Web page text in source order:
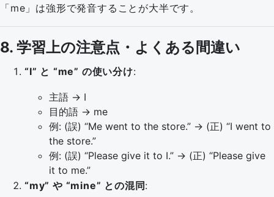
「me」は強形で発音することが大半です。
8. 学習上の注意点・よくある間違い
“I” と “me” の使い分け:
主語 → I
目的語 → me
例: (誤) “Me went to the store.” → (正) “I went to
the store.”
例: (誤) “Please give it to I.” → (正) “Please give
it to me.”
“my” や “mine” との混同: